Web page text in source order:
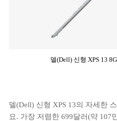
델(Dell) 신형 XPS 13
델(Dell) 신형 XPS 13의 자세한
요. 가장 저렴한 699달러(약 107